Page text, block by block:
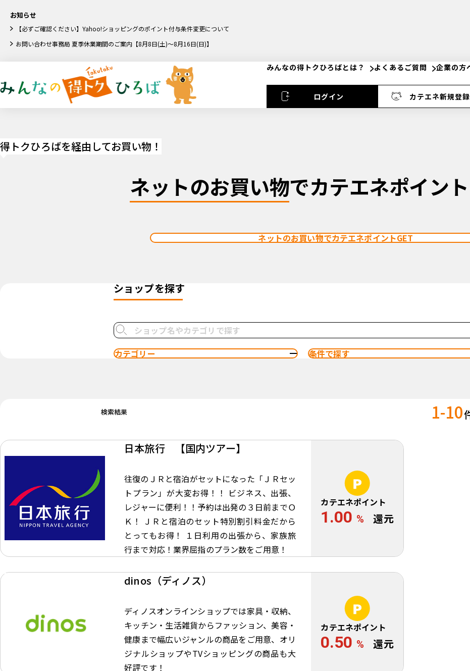
お知らせ
【必ずご確認ください】Yahoo!ショッピングのポイント付与条件変更について
お問い合わせ事務局 夏季休業期間のご案内【8月8日(土)～8月16日(日)】
みんなの得トクひろばとは？ よくあるご質問 企業の方
ログイン カテエネ新規登録
得トクひろばを経由してお買い物！
ネットのお買い物でカテエネポイン
ネットのお買い物でカテエネポイントGET
ショップを探す
カテゴリー 条件で探す
検索結果 1-10
日本旅行 【国内ツアー】
往復のＪＲと宿泊がセットになった「ＪＲセッ
トプラン」が大変お得！！ ビジネス、出張、
レジャーに便利！！予約は出発の３日前までＯ
Ｋ！ ＪＲと宿泊のセット特別割引料金だから
とってもお得！ １日利用の出張から、家族旅
行まで対応！業界屈指のプラン数をご用意！
カテエネポイント
1.00 % 還元
dinos（ディノス）
ディノスオンラインショップでは家具・収納、
キッチン・生活雑貨からファッション、美容・
健康まで幅広いジャンルの商品をご用意、オリ
ジナルショップやTVショッピングの商品も大
好評です！
カテエネポイント
0.50 % 還元